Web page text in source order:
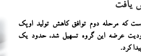
یافت
كه مرحله دوم توافق كاهش تولید اوپك
عرضه این گروه تسهیل شد، حدود یك
كرد.